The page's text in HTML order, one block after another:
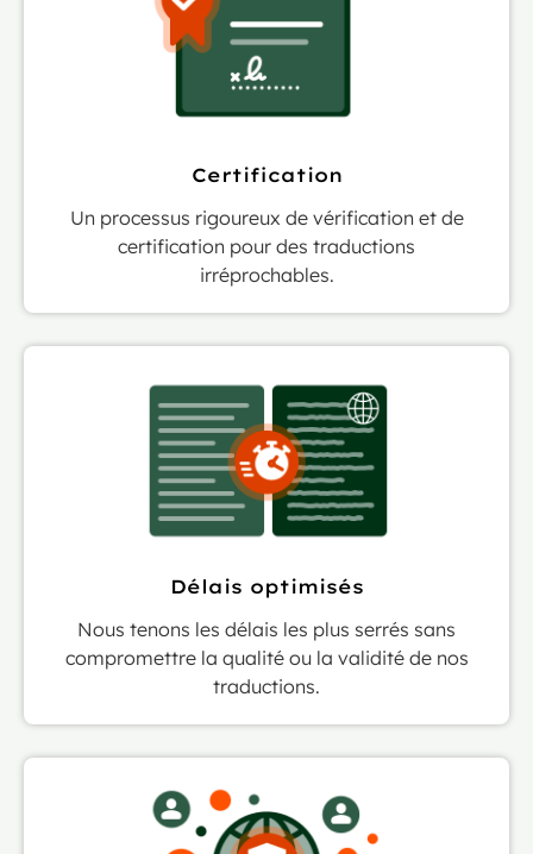
Certification
Un processus rigoureux de vérification et de
certification pour des traductions
irréprochables.
Délais optimisés
Nous tenons les délais les plus serrés sans
compromettre la qualité ou la validité de nos
traductions.